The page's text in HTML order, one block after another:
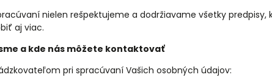
nielen rešpektujeme a dodržiavame všetky
aj viac.
a kde nás môžete kontaktovať
pri spracúvaní Vašich osobných údajov: